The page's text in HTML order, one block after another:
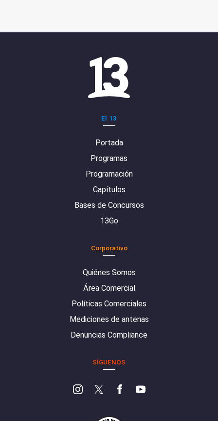
El 13
Portada
Programas
Programación
Capítulos
Bases de Concursos
13Go
Corporativo
Quiénes Somos
Área Comercial
Políticas Comerciales
Mediciones de antenas
Denuncias Compliance
SÍGUENOS